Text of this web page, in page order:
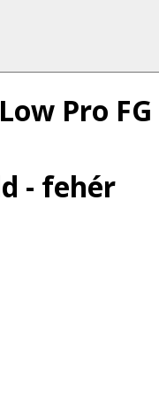
Pro FG
- fehér